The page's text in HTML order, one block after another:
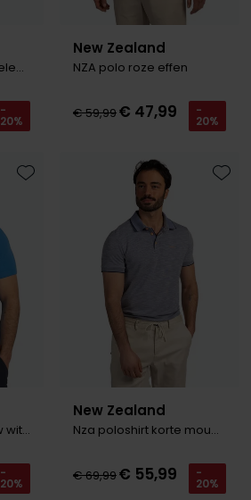
NZA polo beige gemeleerd
-
20%
New Zealand
NZA polo roze effen
€ 59,99€ 47,99 -
20%
NZA polo v hals blauw witte rand
-
20%
Toevoegen aan favorieten
New Zealand
Nza poloshirt korte mouw donkerblauw melange
€ 69,99€ 55,99 -
20%